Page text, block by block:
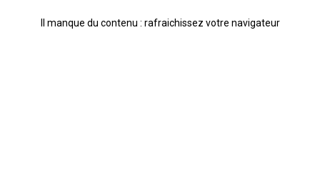
Il manque du contenu : rafraichissez votre navigateur